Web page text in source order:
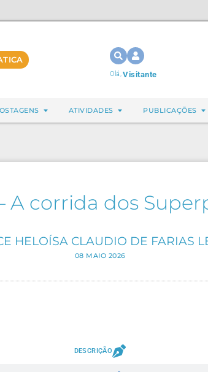
Olá,Visitante
ATIVIDADES PUBLICAÇÕES
A corrida dos
HELOÍSA CLAUDIO DE FARIAS
08 MAIO 2026
DESCRIÇÃO